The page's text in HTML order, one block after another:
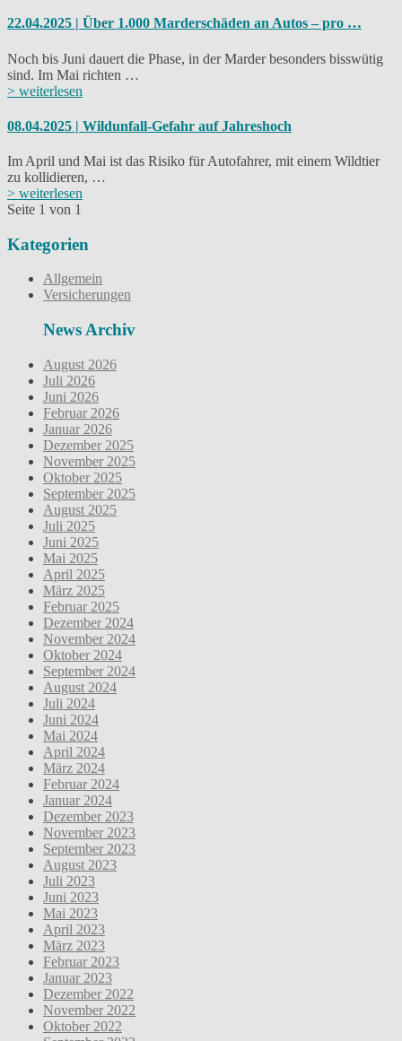
22.04.2025 | Über 1.000 Marderschäden an Autos – pro …
Noch bis Juni dauert die Phase, in der Marder besonders bisswütig
sind. Im Mai richten …
> weiterlesen
08.04.2025 | Wildunfall-Gefahr auf Jahreshoch
Im April und Mai ist das Risiko für Autofahrer, mit einem Wildtier
zu kollidieren, …
> weiterlesen
Seite 1 von 1
Kategorien
Allgemein
Versicherungen
News Archiv
August 2026
Juli 2026
Juni 2026
Februar 2026
Januar 2026
Dezember 2025
November 2025
Oktober 2025
September 2025
August 2025
Juli 2025
Juni 2025
Mai 2025
April 2025
März 2025
Februar 2025
Dezember 2024
November 2024
Oktober 2024
September 2024
August 2024
Juli 2024
Juni 2024
Mai 2024
April 2024
März 2024
Februar 2024
Januar 2024
Dezember 2023
November 2023
September 2023
August 2023
Juli 2023
Juni 2023
Mai 2023
April 2023
März 2023
Februar 2023
Januar 2023
Dezember 2022
November 2022
Oktober 2022